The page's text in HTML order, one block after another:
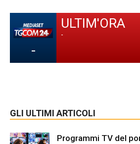
-
ULTIM'ORA
-
GLI ULTIMI ARTICOLI
Programmi TV del